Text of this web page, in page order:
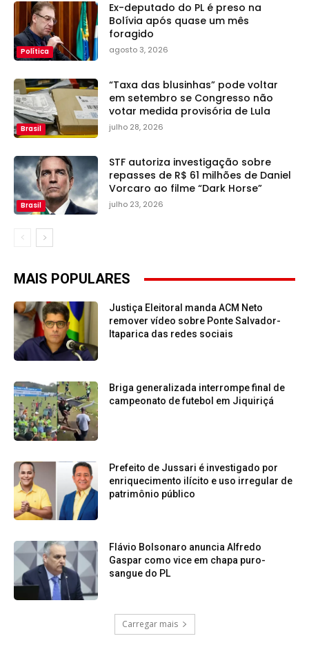
Política
Ex-deputado do PL é preso na
Bolívia após quase um mês
foragido
agosto 3, 2026
Brasil
“Taxa das blusinhas” pode voltar
em setembro se Congresso não
votar medida provisória de Lula
julho 28, 2026
Brasil
STF autoriza investigação sobre
repasses de R$ 61 milhões de Daniel
Vorcaro ao filme “Dark Horse”
julho 23, 2026
MAIS POPULARES
Justiça Eleitoral manda ACM Neto
remover vídeo sobre Ponte Salvador-
Itaparica das redes sociais
Briga generalizada interrompe final de
campeonato de futebol em Jiquiriçá
Prefeito de Jussari é investigado por
enriquecimento ilícito e uso irregular de
patrimônio público
Flávio Bolsonaro anuncia Alfredo
Gaspar como vice em chapa puro-
sangue do PL
Carregar mais